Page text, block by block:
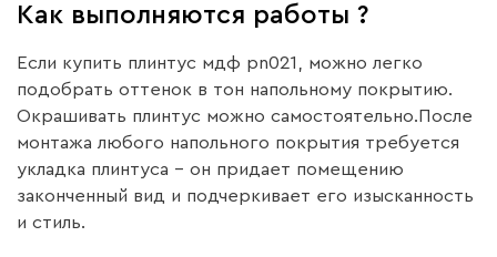
Как выполняются работы ?
Если купить плинтус мдф pn021, можно легко
подобрать оттенок в тон напольному покрытию.
Окрашивать плинтус можно самостоятельно.После
монтажа любого напольного покрытия требуется
укладка плинтуса – он придает помещению
законченный вид и подчеркивает его изысканность
и стиль.